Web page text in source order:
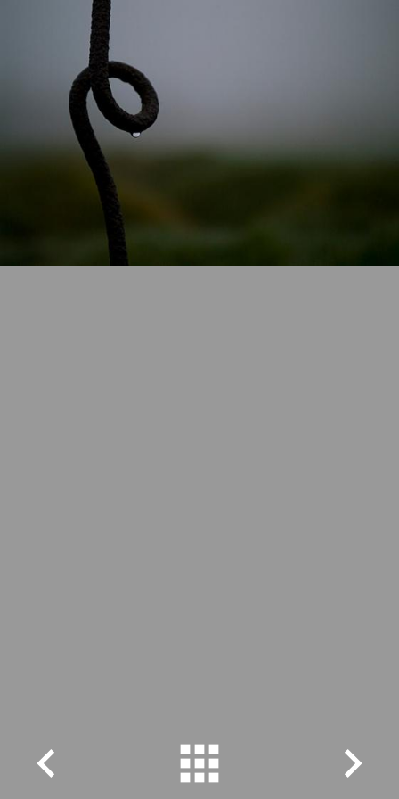
  